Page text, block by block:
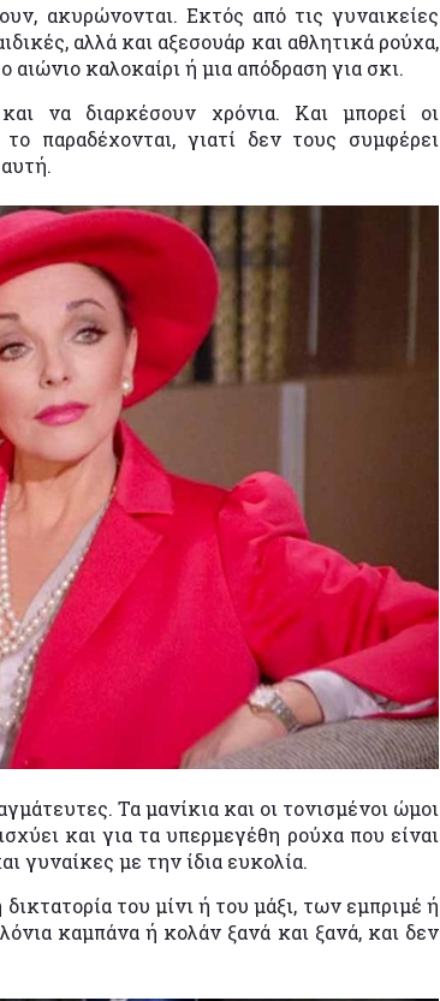
ακυρώνονται. Εκτός από τις γυναικείες
αλλά και αξεσουάρ και αθλητικά ρούχα,
καλοκαίρι ή μια απόδραση για σκι.
να διαρκέσουν χρόνια. Και μπορεί οι
παραδέχονται, γιατί δεν τους συμφέρει
Τα μανίκια και οι τονισμένοι ώμοι
και για τα υπερμεγέθη ρούχα που είναι
γυναίκες με την ίδια ευκολία.
του μίνι ή του μάξι, των εμπριμέ ή
καμπάνα ή κολάν ξανά και ξανά, και δεν